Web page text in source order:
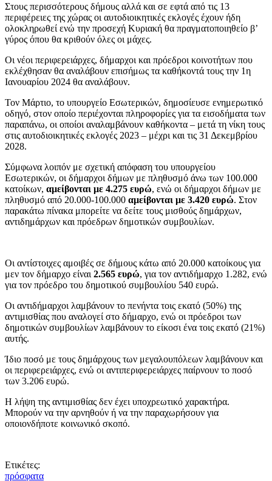
Στους περισσότερους δήμους αλλά και σε εφτά από τις 13
περιφέρειες της χώρας οι αυτοδιοικητικές εκλογές έχουν ήδη
ολοκληρωθεί ενώ την προσεχή Κυριακή θα πραγματοποιηθείο β’
γύρος όπου θα κριθούν όλες οι μάχες.
Οι νέοι περιφερειάρχες, δήμαρχοι και πρόεδροι κοινοτήτων που
εκλέχθησαν θα αναλάβουν επισήμως τα καθήκοντά τους την 1η
Ιανουαρίου 2024 θα αναλάβουν.
Τον Μάρτιο, το υπουργείο Εσωτερικών, δημοσίευσε ενημερωτικό
οδηγό, στον οποίο περιέχονται πληροφορίες για τα εισοδήματα των
παραπάνω, οι οποίοι αναλαμβάνουν καθήκοντα – μετά τη νίκη τους
στις αυτοδιοικητικές εκλογές 2023 – μέχρι και τις 31 Δεκεμβρίου
2028.
Σύμφωνα λοιπόν με σχετική απόφαση του υπουργείου
Εσωτερικών, οι δήμαρχοι δήμων με πληθυσμό άνω των 100.000
κατοίκων, αμείβονται με 4.275 ευρώ, ενώ οι δήμαρχοι δήμων με
πληθυσμό από 20.000-100.000 αμείβονται με 3.420 ευρώ. Στον
παρακάτω πίνακα μπορείτε να δείτε τους μισθούς δημάρχων,
αντιδημάρχων και πρόεδρων δημοτικών συμβουλίων.
Οι αντίστοιχες αμοιβές σε δήμους κάτω από 20.000 κατοίκους για
μεν τον δήμαρχο είναι 2.565 ευρώ, για τον αντιδήμαρχο 1.282, ενώ
για τον πρόεδρο του δημοτικού συμβουλίου 540 ευρώ.
Οι αντιδήμαρχοι λαμβάνουν το πενήντα τοις εκατό (50%) της
αντιμισθίας που αναλογεί στο δήμαρχο, ενώ οι πρόεδροι των
δημοτικών συμβουλίων λαμβάνουν το είκοσι ένα τοις εκατό (21%)
αυτής.
Ίδιο ποσό με τους δημάρχους των μεγαλουπόλεων λαμβάνουν και
οι περιφερειάρχες, ενώ οι αντιπεριφερειάρχες παίρνουν το ποσό
των 3.206 ευρώ.
Η λήψη της αντιμισθίας δεν έχει υποχρεωτικό χαρακτήρα.
Μπορούν να την αρνηθούν ή να την παραχωρήσουν για
οποιονδήποτε κοινωνικό σκοπό.
Ετικέτες:
πρόσφατα